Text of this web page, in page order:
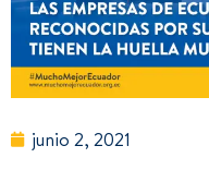
junio 2, 2021